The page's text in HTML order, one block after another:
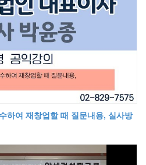
하여 재창업할 때 질문내용, 실사방